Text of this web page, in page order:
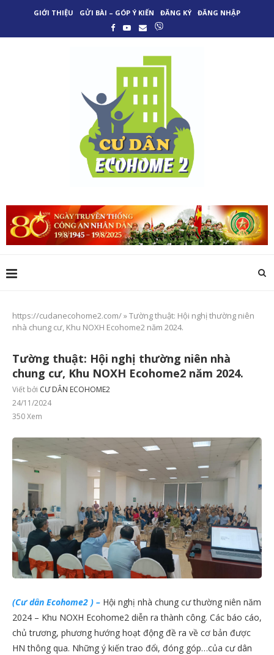
GIỚI THIỆU GỬI BÀI – GÓP Ý KIẾN ĐĂNG KÝ ĐĂNG NHẬP
https://cudanecohome2.com/»Tường thuật: Hội nghị thường niên
nhà chung cư, Khu NOXH Ecohome2 năm 2024.
Tường thuật: Hội nghị thường niên nhà
chung cư, Khu NOXH Ecohome2 năm 2024.
Viết bởi CƯ DÂN ECOHOME2
24/11/2024
350Xem
(Cư dân Ecohome2 ) – Hội nghị nhà chung cư thường niên năm
2024 – Khu NOXH Ecohome2 diễn ra thành công. Các báo cáo,
chủ trương, phương hướng hoạt động đề ra về cơ bản được
HN thông qua. Những ý kiến trao đổi, đóng góp…của cư dân